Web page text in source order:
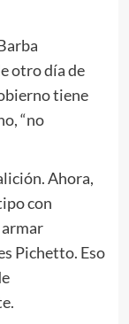
otro día de
tiene
“no
Ahora,
con
Pichetto. Eso